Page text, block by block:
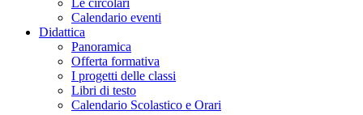
Le circolari
Calendario eventi
Didattica
Panoramica
Offerta formativa
I progetti delle classi
Libri di testo
Calendario Scolastico e Orari